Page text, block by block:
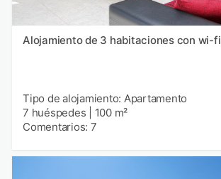
Alojamiento de 3 habitaciones con wi-fi
Tipo de alojamiento: Apartamento
7 huéspedes
100 m²
Comentarios: 7